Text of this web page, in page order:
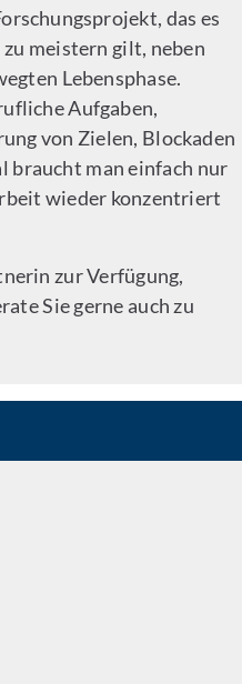
das es
meistern gilt, neben
Lebensphase.
Aufgaben,
von Zielen, Blockaden
braucht man einfach nur
wieder konzentriert
zur Verfügung,
Sie gerne auch zu